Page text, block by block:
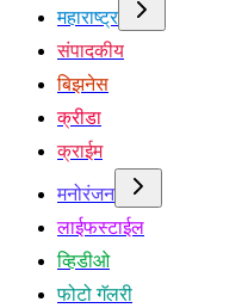
महाराष्ट्र
संपादकीय
बिझनेस
क्रीडा
क्राईम
मनोरंजन
लाईफस्टाईल
व्हिडीओ
फोटो गॅलरी